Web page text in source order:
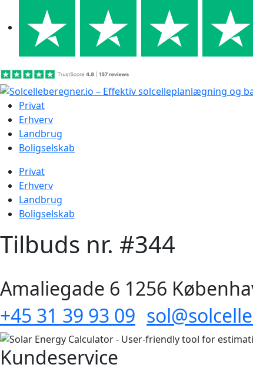
Privat
Erhverv
Landbrug
Boligselskab
Privat
Erhverv
Landbrug
Boligselskab
Tilbuds nr. #344
Amaliegade 6 1256
+45 31 39 93 09
Kundeservice